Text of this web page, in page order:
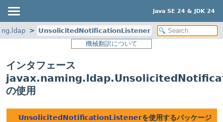
Java SE 24 & JDK 24
UnsolicitedNotificationListener
機械翻訳について
インタフェース
の使用
UnsolicitedNotificationListenerを使用するパッケージ